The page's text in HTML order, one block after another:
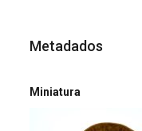
Metadados
Miniatura